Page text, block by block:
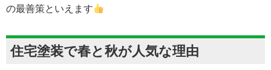
の最善策といえます
住宅塗装で春と秋が人気な理由